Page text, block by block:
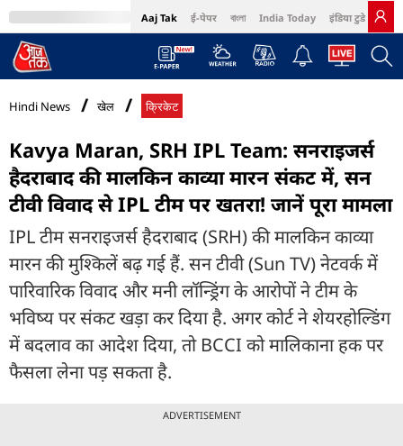
Aaj Tak ई-पेपर বাংলা India Today इंडिया टुडे हिंदी
MumbaiTak Cosmopolitan Harper's Bazaar Northeast
Hindi News खेल क्रिकेट
Kavya Maran, SRH IPL Team: सनराइजर्स
हैदराबाद की मालक‍िन काव्या मारन संकट में, सन
टीवी विवाद से IPL टीम पर खतरा! जानें पूरा मामला
IPL टीम सनराइजर्स हैदराबाद (SRH) की मालकिन काव्या
मारन की मुश्किलें बढ़ गई हैं. सन टीवी (Sun TV) नेटवर्क में
पारिवारिक विवाद और मनी लॉन्ड्रिंग के आरोपों ने टीम के
भविष्य पर संकट खड़ा कर दिया है. अगर कोर्ट ने शेयरहोल्डिंग
में बदलाव का आदेश दिया, तो BCCI को मालिकाना हक पर
फैसला लेना पड़ सकता है.
ADVERTISEMENT